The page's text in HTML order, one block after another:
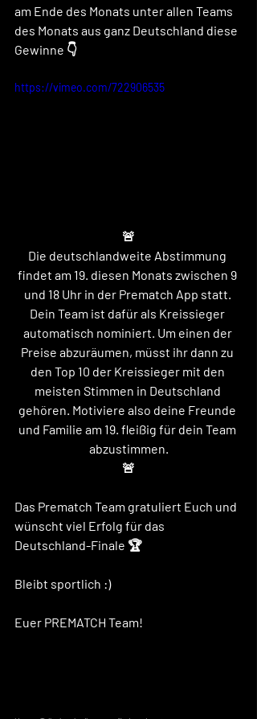
am Ende des Monats unter allen Teams
des Monats aus ganz Deutschland diese
Gewinne 👇
https://vimeo.com/722906535
🚨
Die deutschlandweite Abstimmung
findet am 19. diesen Monats zwischen 9
und 18 Uhr in der Prematch App statt.
Dein Team ist dafür als Kreissieger
automatisch nominiert. Um einen der
Preise abzuräumen, müsst ihr dann zu
den Top 10 der Kreissieger mit den
meisten Stimmen in Deutschland
gehören. Motiviere also deine Freunde
und Familie am 19. fleißig für dein Team
abzustimmen.
🚨
Das Prematch Team gratuliert Euch und
wünscht viel Erfolg für das
Deutschland-Finale 🏆
Bleibt sportlich :)
Euer PREMATCH Team!